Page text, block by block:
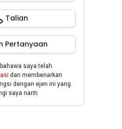
Talian
Pertanyaan
saya telah
dan membenarkan
dengan ejen ini yang
saya nanti